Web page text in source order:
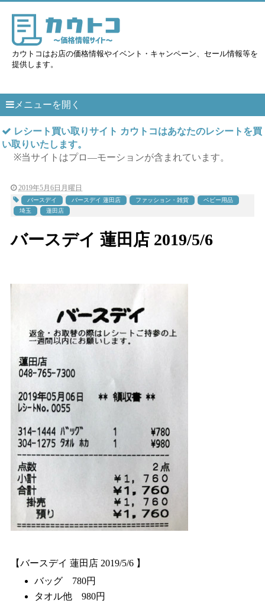
カウトコはお店の価格情報やイベント・キャンペーン、セール情報等を
提供します。
メニューを開く
レシート買い取りサイト カウトコはあなたのレシートを買
い取りいたします。
※当サイトはプロ―モーションが含まれています。
2019年5月6日月曜日
バースデイ バースデイ 蓮田店 ファッション・雑貨
ベビー用品
埼玉
蓮田店
バースデイ 蓮田店 2019/5/6
【バースデイ 蓮田店 2019/5/6 】
バッグ 780円
タオル他 980円